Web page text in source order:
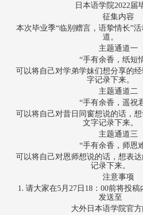
日本语学院2022届
征集内容
本次毕业季“临别赠言，语挚情长”
道。
主题通道一
“手有余香，纸短
可以将自己对学弟学妹们想分享的
字记录下来。
主题通道二
“手有余香，遥祝
可以将自己对昔日同窗想说的话，
文字记录下来。
主题通道三
“手有余香，师恩
可以将自己对恩师想说的话，想表
记录下来。
注意事项
1. 请大家在5月27日18：00前将投
发送至
大外日本语学院官方